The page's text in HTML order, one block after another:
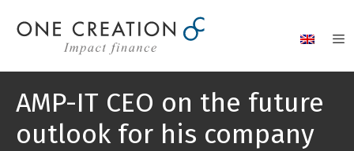
AMP-IT CEO on the future
outlook for his company